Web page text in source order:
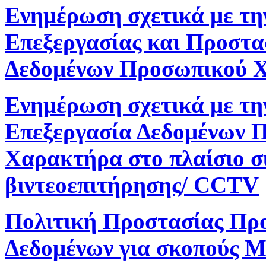
Ενημέρωση σχετικά με
Επεξεργασίας και
Δεδομένων Προσωπικού
Ενημέρωση σχετικά με
Επεξεργασία Δεδομένων
Χαρακτήρα στο πλαίσιο
βιντεοεπιτήρησης/ CCTV
Πολιτική Προστασίας
Δεδομένων για σκοπούς